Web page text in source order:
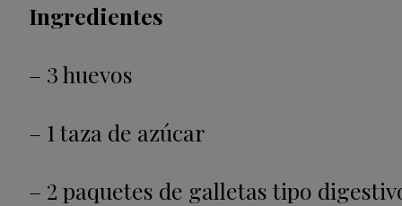
Ingredientes
– 3 huevos
– 1 taza de azúcar
– 2 paquetes de galletas tipo